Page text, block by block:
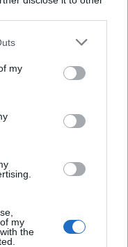
my
my
the
Article suivant
sauvent vos soins